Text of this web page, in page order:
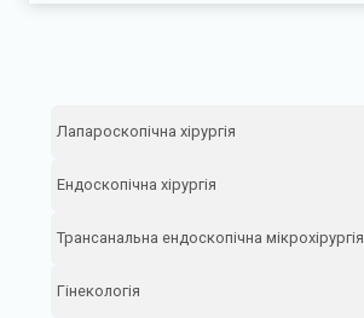
Лапароскопічна хірургія
Ендоскопічна хірургія
Трансанальна ендоскопічна мікрохірургія
Гінекологія